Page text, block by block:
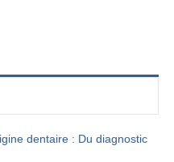
dentaire : Du diagnostic